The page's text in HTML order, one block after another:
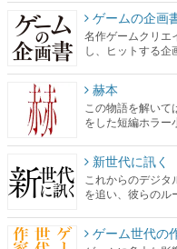
ゲームの企画
名作ゲームクリエ
し、ヒットする企
赫本
この物語を解い
をした短編ホラー
新世代に訊く
これからのデジ
を追い、彼らのル
ゲーム世代の